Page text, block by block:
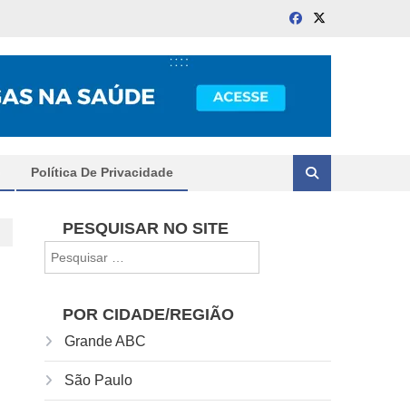
Política De Privacidade
PESQUISAR NO SITE
por:
POR CIDADE/REGIÃO
Grande ABC
São Paulo